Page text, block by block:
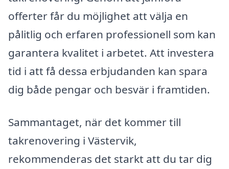
offerter får du möjlighet att välja en
pålitlig och erfaren professionell som kan
garantera kvalitet i arbetet. Att investera
tid i att få dessa erbjudanden kan spara
dig både pengar och besvär i framtiden.
Sammantaget, när det kommer till
takrenovering i Västervik,
rekommenderas det starkt att du tar dig